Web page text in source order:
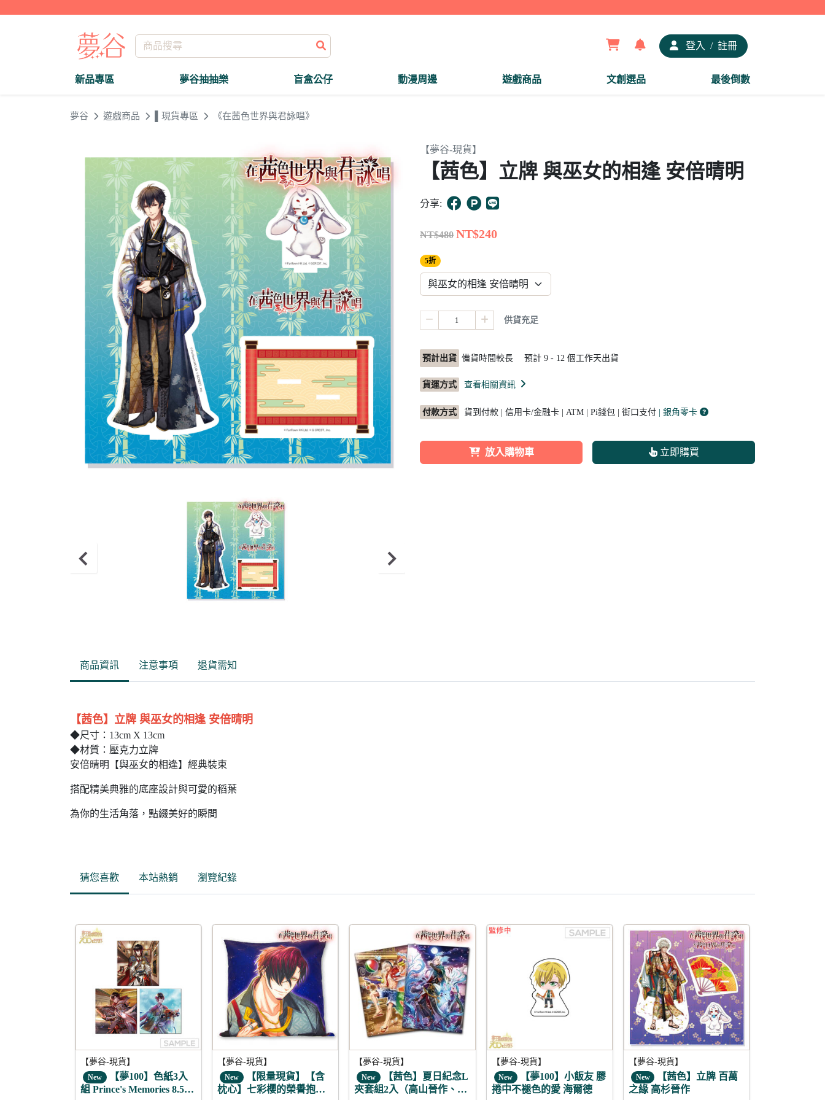
登入 / 註冊
新品專區 夢谷抽抽樂 盲盒公仔 動漫周邊 遊戲商品 文創選品 最後倒數
夢谷 遊戲商品 ▌現貨專區 《在茜色世界與君詠唱》
【夢谷-現貨】
【茜色】立牌 與巫女的相逢 安倍晴明
分享:
NT$480 NT$240
5折
供貨充足
預計出貨 備貨時間較長 預計 9 - 12 個工作天出貨
貨運方式 查看相關資訊
付款方式 貨到付款 | 信用卡/金融卡 | ATM | Pi錢包 | 街口支付 | 銀角零卡
放入購物車 立即購買
商品資訊 注意事項 退貨需知
【茜色】立牌 與巫女的相逢 安倍晴明
◆尺寸：13cm X 13cm
◆材質：壓克力立牌
安倍晴明【與巫女的相逢】經典裝束
搭配精美典雅的底座設計與可愛的稻葉
為你的生活角落，點綴美好的瞬間
猜您喜歡 本站熱銷 瀏覽紀錄
【夢谷-現貨】
New 【夢100】色紙3入
組 Prince's Memories 8.5周
5折
【夢谷-現貨】
New 【限量現貨】【含
枕心】七彩櫻的榮譽抱枕
5折
【夢谷-現貨】
New 【茜色】夏日紀念L
夾套組2入（高山晉作、大
【夢谷-現貨】
New
【夢100】小飯友 膠
捲中不褪色的愛 海爾德
5折
【夢谷-現貨】
New
【茜色】立牌 百萬
之緣 高杉晉作